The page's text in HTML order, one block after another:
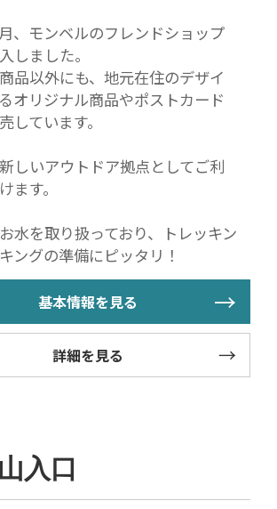
、モンベルのフレンドショップ
しました。
品以外にも、地元在住のデザイ
オリジナル商品やポストカード
しています。
しいアウトドア拠点としてご利
ます。
水を取り扱っており、トレッキン
ングの準備にピッタリ！
基本情報を見る
詳細を見る
入口